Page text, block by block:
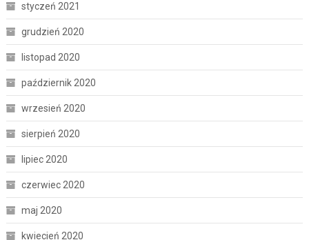
styczeń 2021
grudzień 2020
listopad 2020
październik 2020
wrzesień 2020
sierpień 2020
lipiec 2020
czerwiec 2020
maj 2020
kwiecień 2020